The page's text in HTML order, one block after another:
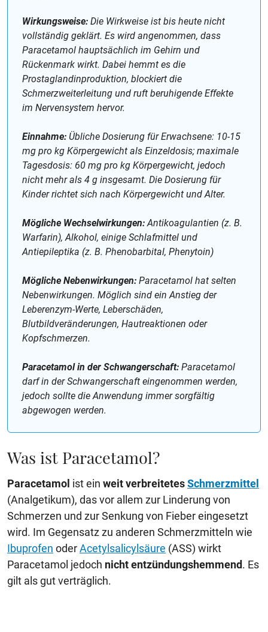
Wirkungsweise: Die Wirkweise ist bis heute nicht
vollständig geklärt. Es wird angenommen, dass
Paracetamol hauptsächlich im Gehirn und
Rückenmark wirkt. Dabei hemmt es die
Prostaglandinproduktion, blockiert die
Schmerzweiterleitung und ruft beruhigende Effekte
im Nervensystem hervor.
Einnahme: Übliche Dosierung für Erwachsene: 10-15
mg pro kg Körpergewicht als Einzeldosis; maximale
Tagesdosis: 60 mg pro kg Körpergewicht, jedoch
nicht mehr als 4 g insgesamt. Die Dosierung für
Kinder richtet sich nach Körpergewicht und Alter.
Mögliche Wechselwirkungen:Antikoagulantien (z. B.
Warfarin), Alkohol, einige Schlafmittel und
Antiepileptika (z. B. Phenobarbital, Phenytoin)
Mögliche Nebenwirkungen: Paracetamol hat selten
Nebenwirkungen. Möglich sind ein Anstieg der
Leberenzym-Werte, Leberschäden,
Blutbildveränderungen, Hautreaktionen oder
Kopfschmerzen.
Paracetamol in der Schwangerschaft: Paracetamol
darf in der Schwangerschaft eingenommen werden,
jedoch sollte die Anwendung immer sorgfältig
abgewogen werden.
Was ist Paracetamol?
Paracetamol ist ein weit verbreitetesSchmerzmittel
(Analgetikum), das vor allem zur Linderung von
Schmerzen und zur Senkung von Fieber eingesetzt
wird. Im Gegensatz zu anderen Schmerzmitteln wie
Ibuprofen oderAcetylsalicylsäure (ASS) wirkt
Paracetamol jedoch nicht entzündungshemmend. Es
gilt als gut verträglich.